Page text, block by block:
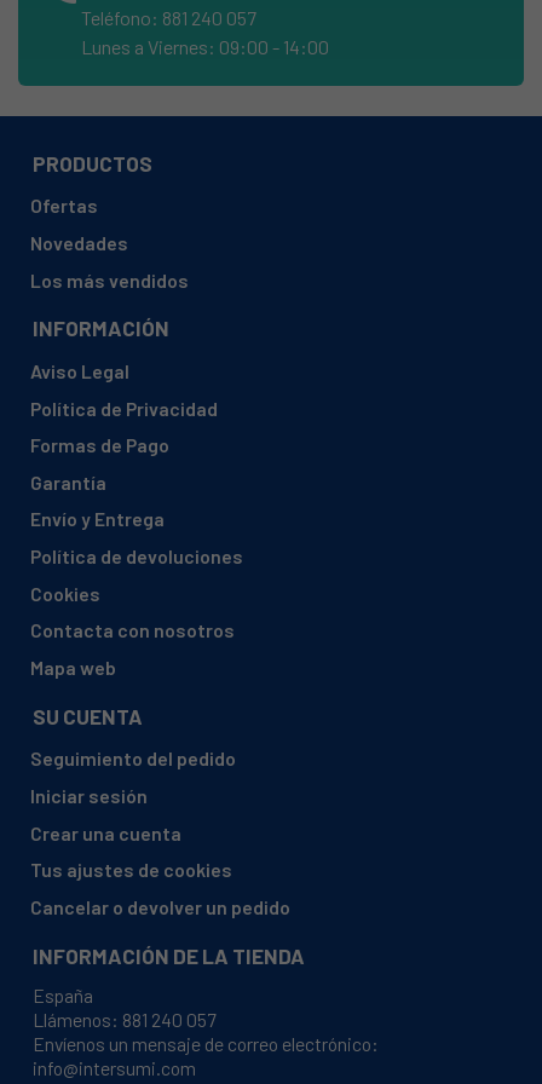
BAUKNECHT, WA 87900-CH
BAUKNECHT, WAB 1000 858355003700
BAUKNECHT, WAB 1000 858355003701
BAUKNECHT, WAB 1000 858355030700
BAUKNECHT, WAB 1000 858355312700
BAUKNECHT, WAB 1000 858355312801
BAUKNECHT, WAB 1000 SW 858355003700
BAUKNECHT, WAB 1000 SW-D
BAUKNECHT, WAB 1000-AD 858355030702
BAUKNECHT, WAB 1000-B
BAUKNECHT, WAB 1000-NL
Teléfono: 881 240 057
Lunes a Viernes: 09:00 - 14:00
PRODUCTOS
Ofertas
Novedades
Los más vendidos
INFORMACIÓN
Aviso Legal
Política de Privacidad
Formas de Pago
Garantía
Envío y Entrega
Política de devoluciones
Cookies
Contacta con nosotros
Mapa web
SU CUENTA
Seguimiento del pedido
Iniciar sesión
Crear una cuenta
Tus ajustes de cookies
Cancelar o devolver un pedido
INFORMACIÓN DE LA TIENDA
España
Llámenos: 881 240 057
Envíenos un mensaje de correo electrónico:
info@intersumi.com